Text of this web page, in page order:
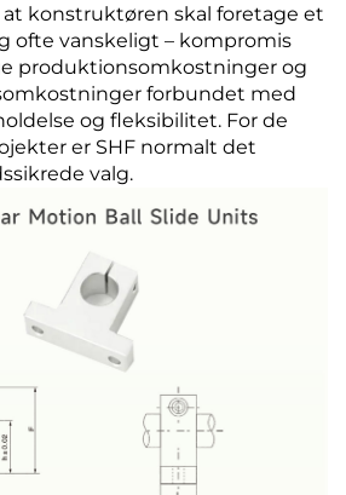
konstruktøren skal foretage et
ofte vanskeligt – kompromis
produktionsomkostninger og
forbundet med
og fleksibilitet. For de
er SHF normalt det
valg.